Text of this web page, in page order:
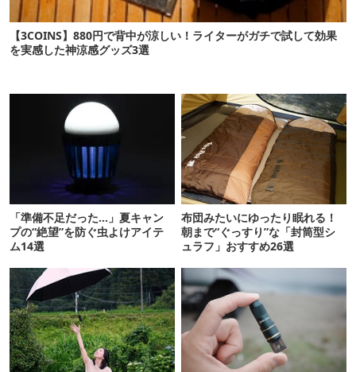
【3COINS】880円で背中が涼しい！ライターがガチで試して効果
を実感した神涼感グッズ3選
「準備不足だった…」夏キャン
プの“絶望”を防ぐ虫よけアイテ
ム14選
布団みたいにゆったり眠れる！
朝まで“ぐっすり”な「封筒型シ
ュラフ」おすすめ26選